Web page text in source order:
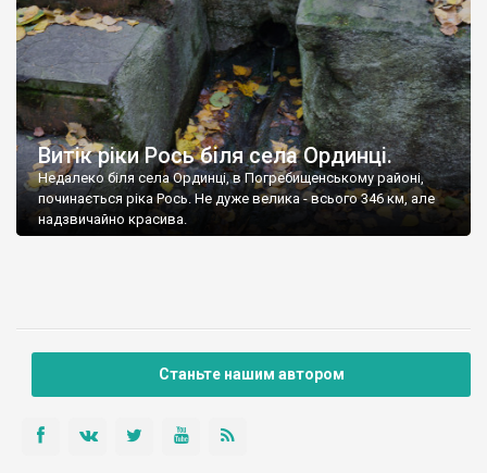
Витік ріки Рось біля села Ординці.
Недалеко біля села Ординці, в Погребищенському районі,
починається ріка Рось. Не дуже велика - всього 346 км, але
надзвичайно красива.
Станьте нашим автором